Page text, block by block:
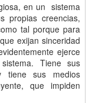
en un sistema
propias creencias,
tal porque para
exijan sinceridad
ejerce
Tiene sus
tiene sus medios
que impiden